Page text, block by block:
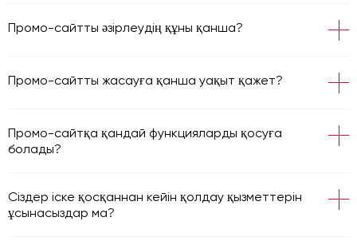
Промо-сайтты әзірлеудің құны қанша?
функционалға, беттердің санына және
Промо-сайтты жасауға қанша уақыт қажет?
Қарапайым лендинг – 5–10 күн;
Орташа күрделі сайт – 2–4 апта;
Промо-сайтқа қандай функцияларды қосуға
болады?
Өтінімдер мен кері байланыс формалары;
Онлайн құн калькуляторлары;
Сіздер іске қосқаннан кейін қолдау қызметтерін
ұсынасыздар ма?